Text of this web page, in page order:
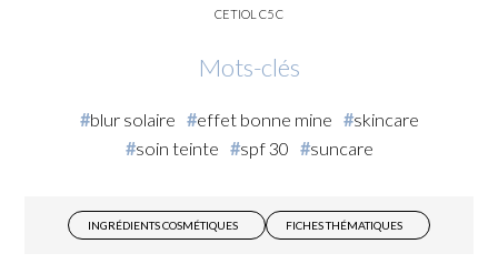
CETIOL C5 C
Mots-clés
blur solaire effet bonne mine
skincare
soin teinte
spf 30 suncare
INGRÉDIENTS COSMÉTIQUES FICHES THÉMATIQUES